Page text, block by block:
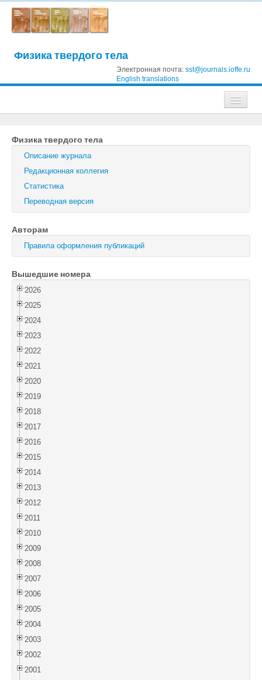
Физика твердого тела
Электронная почта: sst@journals.ioffe.ru
English translations
Журнал технической физики
Письма в Журнал технической физики
Физика твердого тела
Физика и техника полупроводников
Оптика и спектроскопия
Поиск
Войти
Физика твердого тела
Описание журнала
Редакционная коллегия
Статистика
Переводная версия
Авторам
Правила оформления публикаций
Вышедшие номера
2026
2025
2024
2023
2022
2021
2020
2019
2018
2017
2016
2015
2014
2013
2012
2011
2010
2009
2008
2007
2006
2005
2004
2003
2002
2001